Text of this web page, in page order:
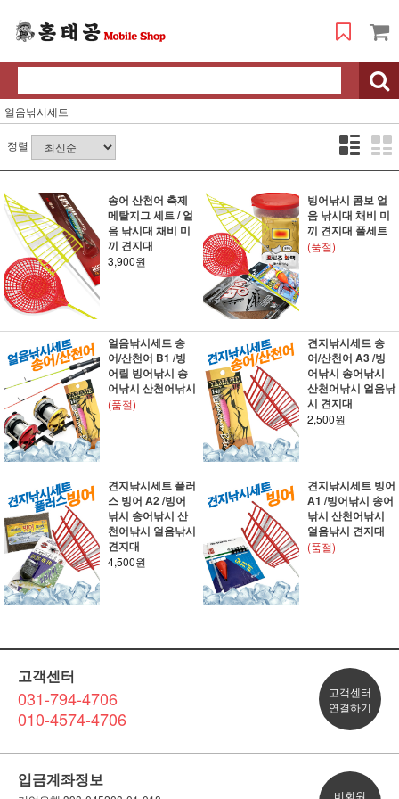
얼음낚시세트
정렬
송어 산천어 축제
메탈지그 세트 / 얼
음 낚시대 채비 미
끼 견지대
3,900원
빙어낚시 콤보 얼
음 낚시대 채비 미
끼 견지대 풀세트
(품절)
얼음낚시세트 송
어/산천어 B1 /빙
어릴 빙어낚시 송
어낚시 산천어낚시
(품절)
견지낚시세트 송
어/산천어 A3 /빙
어낚시 송어낚시
산천어낚시 얼음낚
시 견지대
2,500원
견지낚시세트 플러
스 빙어 A2 /빙어
낚시 송어낚시 산
천어낚시 얼음낚시
견지대
4,500원
견지낚시세트 빙어
A1 /빙어낚시 송어
낚시 산천어낚시
얼음낚시 견지대
(품절)
고객센터
031-794-4706
010-4574-4706
고객센터
연결하기
입금계좌정보
비회원